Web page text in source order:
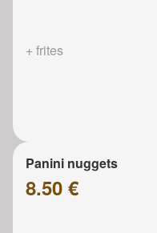
+ frites
Panini nuggets
8.50 €